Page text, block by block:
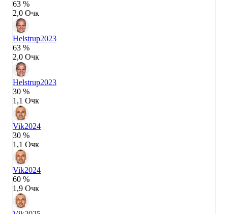
63 %
2,0 Очк
Helstrup2023
63 %
2,0 Очк
Helstrup2023
30 %
1,1 Очк
Vik2024
30 %
1,1 Очк
Vik2024
60 %
1,9 Очк